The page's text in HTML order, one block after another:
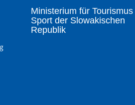
Ministerium für
Sport der Slowakischen
Republik